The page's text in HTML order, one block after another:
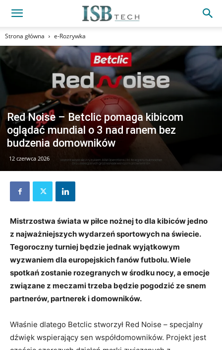
Strona główna e-Rozrywka
Red Noise – Betclic pomaga kibicom
oglądać mundial o 3 nad ranem bez
budzenia domowników
12 czerwca 2026
Mistrzostwa świata w piłce nożnej to dla kibiców jedno
z najważniejszych wydarzeń sportowych na świecie.
Tegoroczny turniej będzie jednak wyjątkowym
wyzwaniem dla europejskich fanów futbolu. Wiele
spotkań zostanie rozegranych w środku nocy, a emocje
związane z meczami trzeba będzie pogodzić ze snem
partnerów, partnerek i domowników.
Właśnie dlatego Betclic stworzył Red Noise – specjalny
dźwięk wspierający sen współdomowników. Projekt jest